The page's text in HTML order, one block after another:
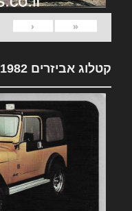
«
‹
קטלוג אביזרים 1982 Jeep